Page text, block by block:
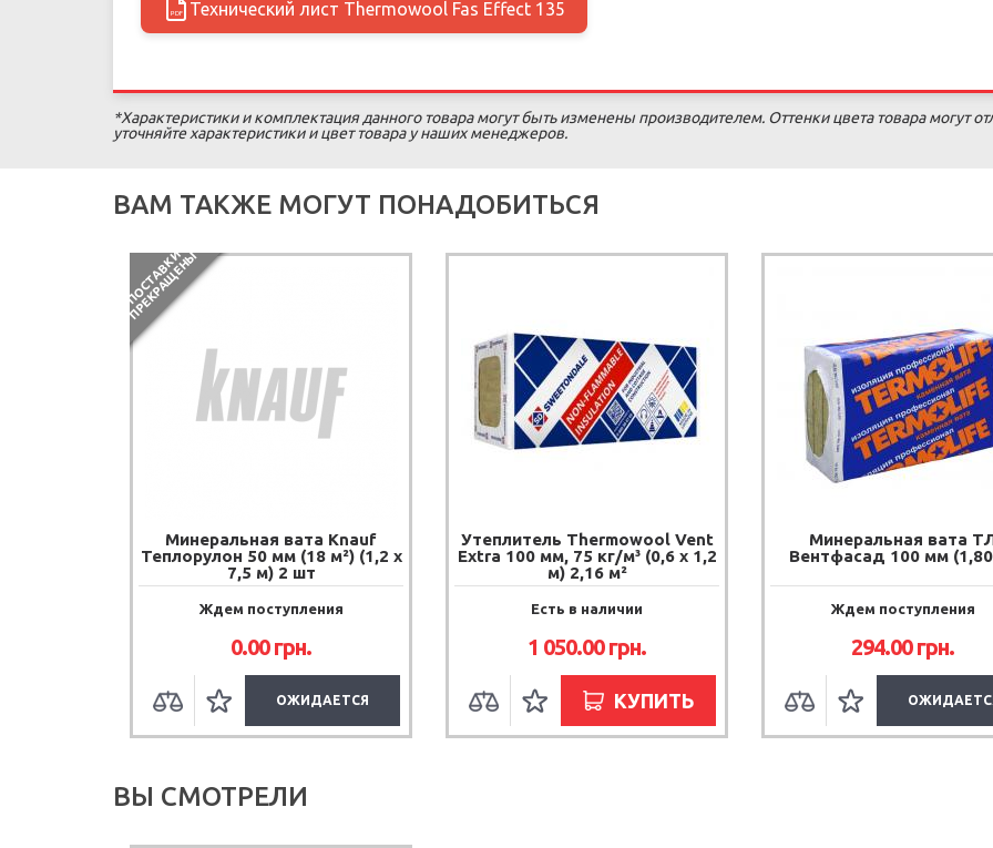
PDF Технический лист Thermowool Fas Effect 135
*Характеристики и комплектация данного товара могут быть изменены производителем. Оттенки цвета товара могут
уточняйте характеристики и цвет товара у наших менеджеров.
ВАМ ТАКЖЕ МОГУТ ПОНАДОБИТЬСЯ
П
О
С
Т
А
В
К
И
П
Р
Е
К
Р
А
Щ
Е
Н
Ы
Минеральная вата Knauf
Теплорулон 50 мм (18 м²) (1,2 х
7,5 м) 2 шт
Ждем поступления
0.00грн.
ОЖИДАЕТСЯ
Утеплитель Thermowool Vent
Extra 100 мм, 75 кг/м³ (0,6 х 1,2
м) 2,16 м²
Есть в наличии
1 050.00грн.
КУПИТЬ
Минеральная вата
Вентфасад 100 мм
Ждем поступления
294.00грн.
ВЫ СМОТРЕЛИ